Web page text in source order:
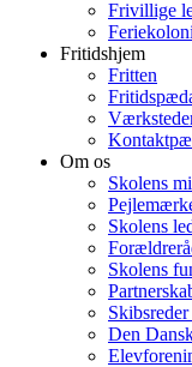
Frivillige
Feriekoloni
Fritidshjem
Fritten
Om os
Skolens
Skolens
Skolens
Den